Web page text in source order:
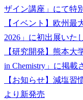
ザイン講座」にて特
【イベント】欧州
2026」に初出展いた
【研究開発】熊本大
in Chemistry」に掲載
【お知らせ】減塩
より新発売